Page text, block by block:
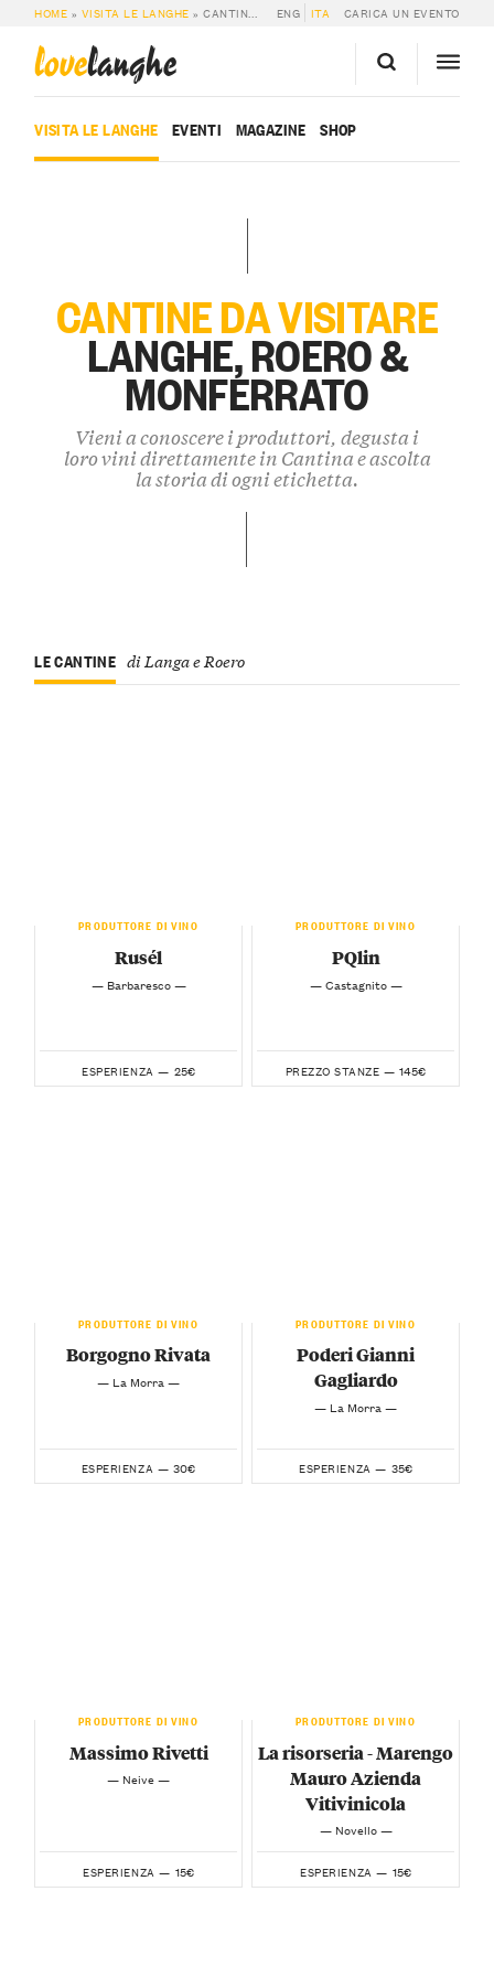
HOME » VISITA LE LANGHE »CANTINE E DEGUSTAZIONI ENG ITA CARICA UN EVENTO
lovelanghe
VISITA LE LANGHE EVENTI MAGAZINE SHOP
CANTINE DA VISITARE
LANGHE, ROERO &
MONFERRATO
Vieni a conoscere i produttori, degusta i
loro vini direttamente in Cantina e ascolta
la storia di ogni etichetta.
LE CANTINE di Langa e Roero
PRODUTTORE DI VINO
Rusél
— Barbaresco —
ESPERIENZA — 25€
PRODUTTORE DI VINO
PQlin
— Castagnito —
PREZZO STANZE — 145€
PRODUTTORE DI VINO
Borgogno Rivata
— La Morra —
ESPERIENZA — 30€
PRODUTTORE DI VINO
Poderi Gianni
Gagliardo
— La Morra —
ESPERIENZA — 35€
PRODUTTORE DI VINO
Massimo Rivetti
— Neive —
ESPERIENZA — 15€
PRODUTTORE DI VINO
La risorseria - Marengo
Mauro Azienda
Vitivinicola
— Novello —
ESPERIENZA — 15€